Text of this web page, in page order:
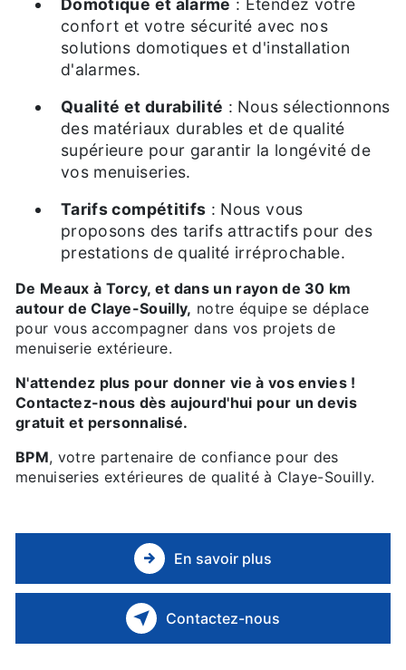
Domotique et alarme : Étendez votre
confort et votre sécurité avec nos
solutions domotiques et d'installation
d'alarmes.
Qualité et durabilité : Nous sélectionnons
des matériaux durables et de qualité
supérieure pour garantir la longévité de
vos menuiseries.
Tarifs compétitifs : Nous vous
proposons des tarifs attractifs pour des
prestations de qualité irréprochable.
De Meaux à Torcy, et dans un rayon de 30 km
autour de Claye-Souilly, notre équipe se déplace
pour vous accompagner dans vos projets de
menuiserie extérieure.
N'attendez plus pour donner vie à vos envies !
Contactez-nous dès aujourd'hui pour un devis
gratuit et personnalisé.
BPM, votre partenaire de confiance pour des
menuiseries extérieures de qualité à Claye-Souilly.
En savoir plus
Contactez-nous